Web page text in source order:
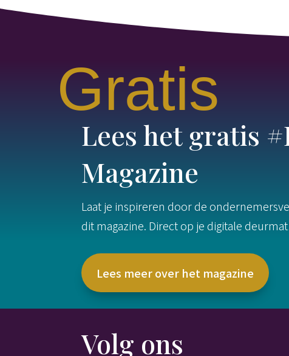
Gratis
Lees het gratis
Magazine
Laat je inspireren door de
dit magazine. Direct op je digitale
Lees meer over het magazine
Volg ons